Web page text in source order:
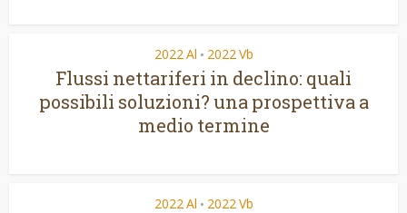
2022 Al • 2022 Vb
Flussi nettariferi in declino: quali
possibili soluzioni? una prospettiva a
medio termine
2022 Al • 2022 Vb